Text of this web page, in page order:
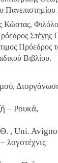
Στέγης
Πρόεδρος
Βιβλίου.
– Ρουκά,
, Uni.
λογοτέχνις